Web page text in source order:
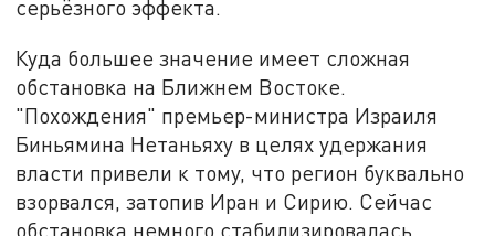
серьёзного эффекта.
Куда большее значение имеет сложная
обстановка на Ближнем Востоке.
"Похождения" премьер-министра Израиля
Биньямина Нетаньяху в целях удержания
власти привели к тому, что регион буквально
взорвался, затопив Иран и Сирию. Сейчас
обстановка немного стабилизировалась,